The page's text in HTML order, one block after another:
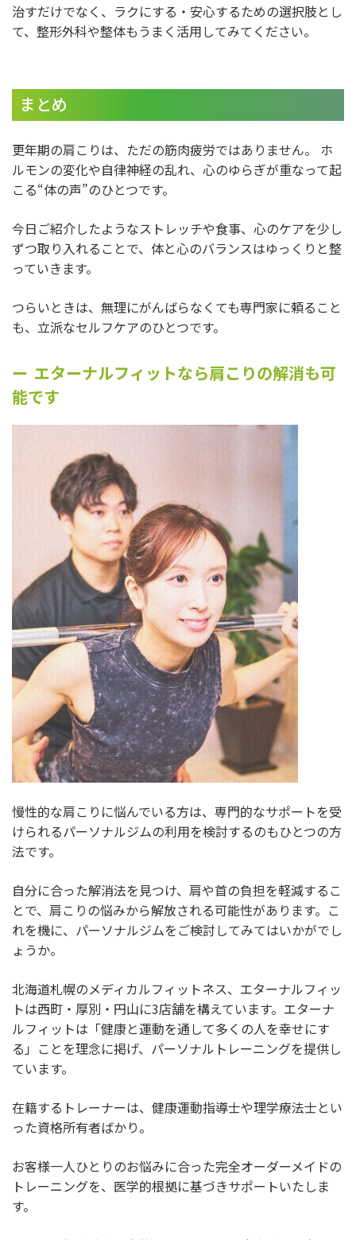
治すだけでなく、ラクにする・安心するための選択肢とし
て、整形外科や整体もうまく活用してみてください。
まとめ
更年期の肩こりは、ただの筋肉疲労ではありません。 ホ
ルモンの変化や自律神経の乱れ、心のゆらぎが重なって起
こる“体の声”のひとつです。
今日ご紹介したようなストレッチや食事、心のケアを少し
ずつ取り入れることで、体と心のバランスはゆっくりと整
っていきます。
つらいときは、無理にがんばらなくても専門家に頼ること
も、立派なセルフケアのひとつです。
エターナルフィットなら肩こりの解消も可
能です
慢性的な肩こりに悩んでいる方は、専門的なサポートを受
けられるパーソナルジムの利用を検討するのもひとつの方
法です。
自分に合った解消法を見つけ、肩や首の負担を軽減するこ
とで、肩こりの悩みから解放される可能性があります。こ
れを機に、パーソナルジムをご検討してみてはいかがでし
ょうか。
北海道札幌のメディカルフィットネス、エターナルフィッ
トは西町・厚別・円山に3店舗を構えています。エターナ
ルフィットは「健康と運動を通して多くの人を幸せにす
る」ことを理念に掲げ、パーソナルトレーニングを提供し
ています。
在籍するトレーナーは、健康運動指導士や理学療法士とい
った資格所有者ばかり。
お客様一人ひとりのお悩みに合った完全オーダーメイドの
トレーニングを、医学的根拠に基づきサポートいたしま
す。